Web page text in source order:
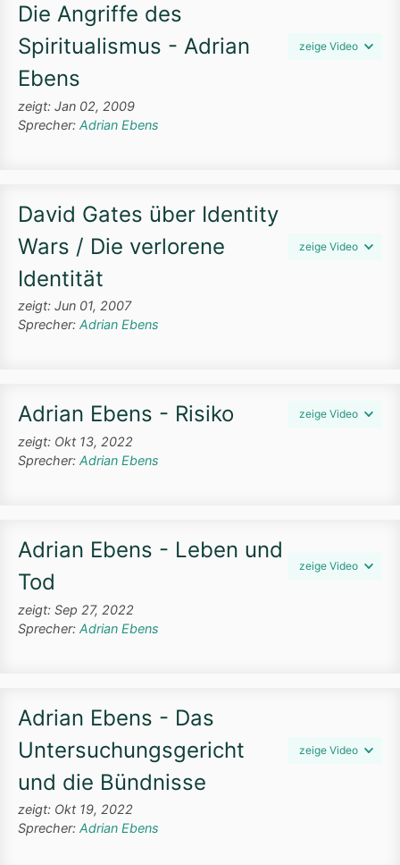
Die Angriffe des
Spiritualismus - Adrian
Ebens
zeige Video
zeigt: Jan 02, 2009
Sprecher: Adrian Ebens
David Gates über Identity
Wars / Die verlorene
Identität
zeige Video
zeigt: Jun 01, 2007
Sprecher: Adrian Ebens
Adrian Ebens - Risiko zeige Video
zeigt: Okt 13, 2022
Sprecher: Adrian Ebens
Adrian Ebens - Leben und
Tod
zeige Video
zeigt: Sep 27, 2022
Sprecher: Adrian Ebens
Adrian Ebens - Das
Untersuchungsgericht
und die Bündnisse
zeige Video
zeigt: Okt 19, 2022
Sprecher: Adrian Ebens